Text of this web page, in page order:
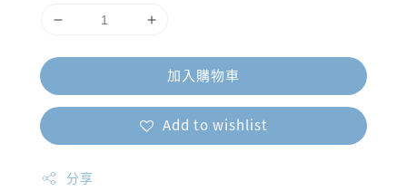
加入購物車
Add to wishlist
分享